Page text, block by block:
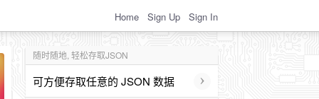
Home Sign Up Sign In
随时随地, 轻松存取JSON
可方便存取任意的 JSON 数据 ›